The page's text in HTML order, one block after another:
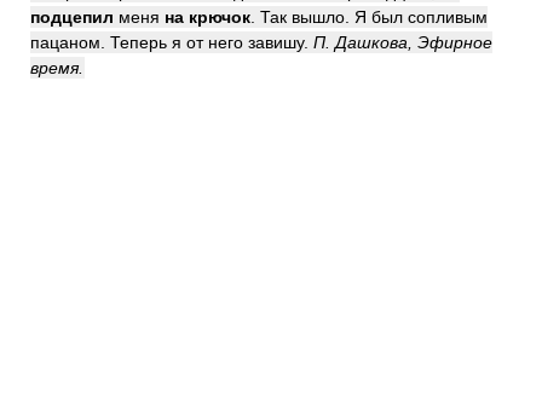
подцепил меня на крючок . Так вышло. Я был сопливым
пацаном. Теперь я от него завишу. П. Дашкова, Эфирное
время.